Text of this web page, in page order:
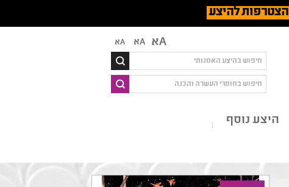
הצטרפות להיצע
Aא Aא Aא
היצע נוסף